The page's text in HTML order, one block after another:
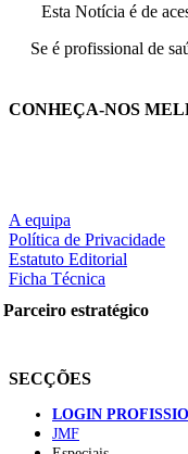
Esta Notícia é de
Se é profissional de
CONHEÇA-NOS
A equipa
Política de Privacidade
Estatuto Editorial
Ficha Técnica
Parceiro estratégico
SECÇÕES
LOGIN
JMF